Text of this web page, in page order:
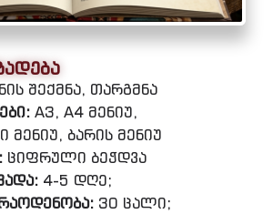
შექმნა, თარგმნა
A3, A4 მენიუ,
ბარის მენიუ
ციფრული ბეჭდვა
4-5 დღე;
30 ცალი;